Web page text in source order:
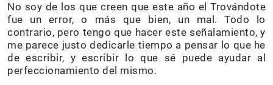
No soy de los que creen que este año el Trovándote
fue un error, o más que bien, un mal. Todo lo
contrario, pero tengo que hacer este señalamiento, y
me parece justo dedicarle tiempo a pensar lo que he
de escribir, y escribir lo que sé puede ayudar al
perfeccionamiento del mismo.